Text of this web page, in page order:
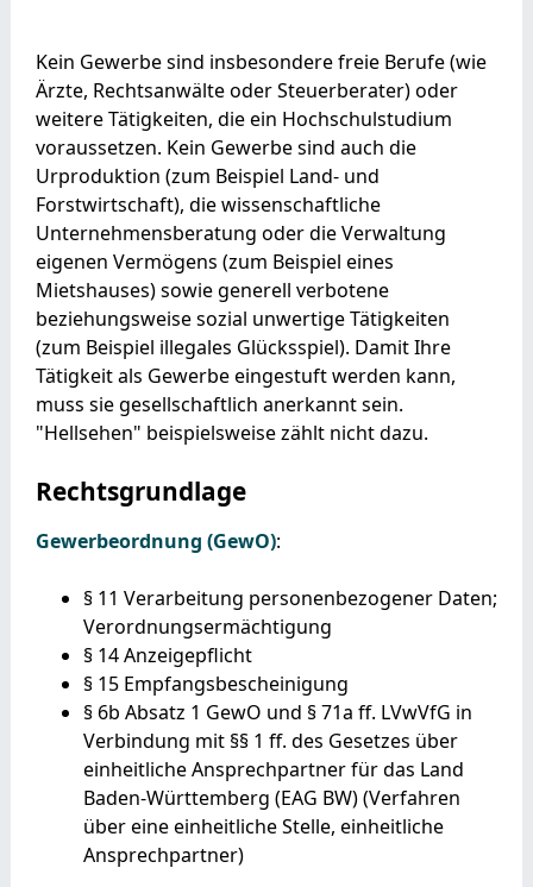
Kein Gewerbe sind insbesondere freie Berufe (wie
Ärzte, Rechtsanwälte oder Steuerberater) oder
weitere Tätigkeiten, die ein Hochschulstudium
voraussetzen. Kein Gewerbe sind auch die
Urproduktion (zum Beispiel Land- und
Forstwirtschaft), die wissenschaftliche
Unternehmensberatung oder die Verwaltung
eigenen Vermögens (zum Beispiel eines
Mietshauses) sowie generell verbotene
beziehungsweise sozial unwertige Tätigkeiten
(zum Beispiel illegales Glücksspiel). Damit Ihre
Tätigkeit als Gewerbe eingestuft werden kann,
muss sie gesellschaftlich anerkannt sein.
"Hellsehen" beispielsweise zählt nicht dazu.
Rechtsgrundlage
Gewerbeordnung (GewO):
§ 11 Verarbeitung personenbezogener Daten;
Verordnungsermächtigung
§ 14 Anzeigepflicht
§ 15 Empfangsbescheinigung
§ 6b Absatz 1 GewO und § 71a ff. LVwVfG in
Verbindung mit §§ 1 ff. des Gesetzes über
einheitliche Ansprechpartner für das Land
Baden-Württemberg (EAG BW)(Verfahren
über eine einheitliche Stelle, einheitliche
Ansprechpartner)